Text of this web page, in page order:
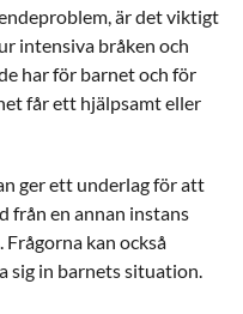
är det viktigt
intensiva bråken och
har för barnet och för
får ett hjälpsamt eller
ger ett underlag för att
från en annan instans
kan också
sig in barnets situation.